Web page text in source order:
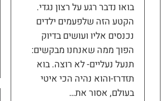
בואו נדבר רגע על רצון נגדי.
הקטע הזה שלפעמים ילדים
נכנסים אליו ועושים בדיוק
הפוך ממה שאנחנו מבקשים:
תנעל נעליים- לא רוצה. בוא
תזדרז-והוא נהיה הכי איטי
בעולם, אסור את…